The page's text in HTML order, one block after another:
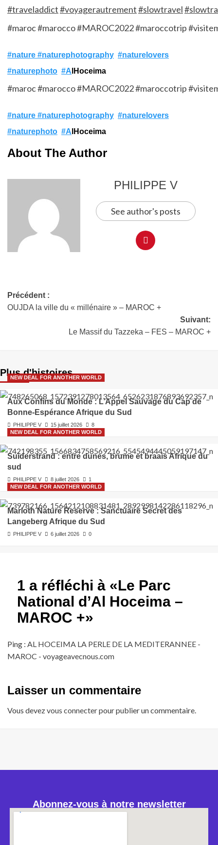
#traveladdict#voyagerautrement#slowtravel
#maroc#marocco#MAROC2022#maroccotrip
#nature #naturephotography #naturelovers
#naturephoto #A lHoceima
#maroc#marocco#MAROC2022#maroccotrip
#nature #naturephotography #naturelovers
#naturephoto #A lHoceima
About The Author
PHILIPPE V
See author's posts
Précédent :
OUJDA la ville du « millénaire » – MAROC +
Suivant:
Le Massif du Tazzeka – FES – MAROC +
Plus d'histoires
NEW DEAL FOR ANOTHER WORLD
Aux Confins du Monde : L’Appel Sauvage du Cap de
Bonne-Espérance Afrique du Sud
PHILIPPE V 15 juillet 2026
8
NEW DEAL FOR ANOTHER WORLD
Suiderstrand : entre dunes, brume et braais Afrique du
sud
PHILIPPE V 8 juillet 2026
1
NEW DEAL FOR ANOTHER WORLD
Marloth Nature Reserve : Sanctuaire Secret des
Langeberg Afrique du Sud
PHILIPPE V 6 juillet 2026 0
1 a réfléchi à «Le Parc
National d’Al Hoceima –
MAROC +»
Ping : AL HOCEIMA LA PERLE DE LA MEDITERANNEE -
MAROC - voyageavecnous.com
Laisser un commentaire
Vous devezvous connecterpour publier un commentaire.
Abonnez-vous à notre newsletter